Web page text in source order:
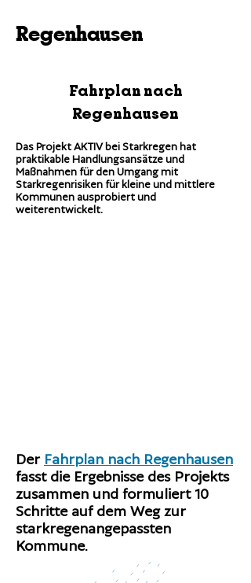
Regenhausen
Fahrplan nach
Regenhausen
Das Projekt AKTIV bei Starkregen hat
praktikable Handlungsansätze und
Maßnahmen für den Umgang mit
Starkregenrisiken für kleine und mittlere
Kommunen ausprobiert und
weiterentwickelt.
Der Fahrplan nach Regenhausen
fasst die Ergebnisse des Projekts
zusammen und formuliert 10
Schritte auf dem Weg zur
starkregenangepassten
Kommune.